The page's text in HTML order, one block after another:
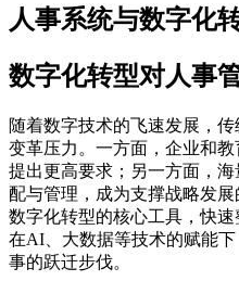
人事系统与数字化
数字化转型对人事
随着数字技术的飞速发展，
变革压力。一方面，企业和
提出更高要求；另一方面，
配与管理，成为支撑战略发
数字化转型的核心工具，快
在AI、大数据等技术的赋能
事的跃迁步伐。